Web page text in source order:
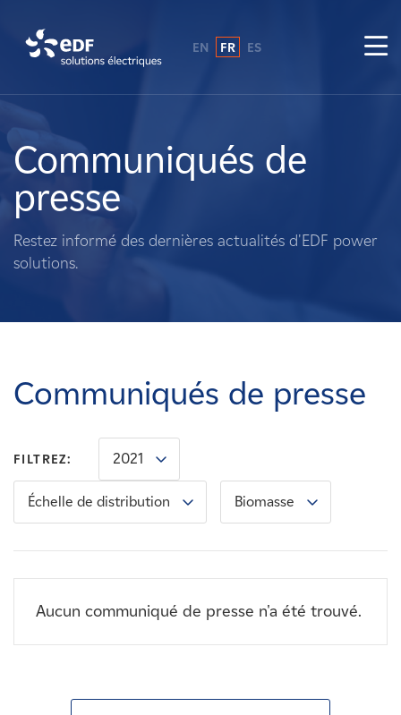
A propos de nous
Ce que nous faisons
Propriétaires fonciers
Carrières
Nouvelles
Contactez-nous
EN FR ES
Communiqués de
presse
Restez informé des dernières actualités d'EDF power
solutions.
Communiqués de presse
FILTREZ: 2021
Échelle de distribution Biomasse
Aucun communiqué de presse n'a été trouvé.